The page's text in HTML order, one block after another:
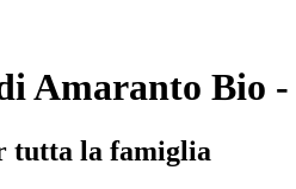
Amaranto Bio -
tutta la famiglia